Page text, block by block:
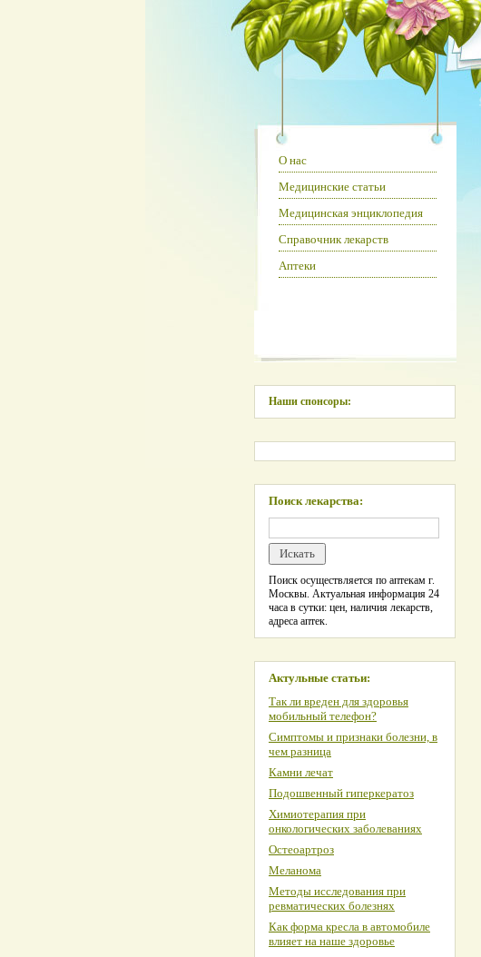
О нас
Медицинские статьи
Медицинская энциклопедия
Справочник лекарств
Аптеки
Наши спонсоры:
Поиск лекарства:
Поиск осуществляется по аптекам г.
Москвы. Актуальная информация 24
часа в сутки: цен, наличия лекарств,
адреса аптек.
Актульные статьи:
Так ли вреден для здоровья
мобильный телефон?
Симптомы и признаки болезни, в
чем разница
Камни лечат
Подошвенный гиперкератоз
Химиотерапия при
онкологических заболеваниях
Остеоартроз
Меланома
Методы исследования при
ревматических болезнях
Как форма кресла в автомобиле
влияет на наше здоровье